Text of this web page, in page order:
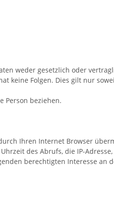
weder gesetzlich oder
keine Folgen. Dies gilt nur
Person beziehen.
Ihren Internet Browser
des Abrufs, die IP-
berechtigten Interesse an